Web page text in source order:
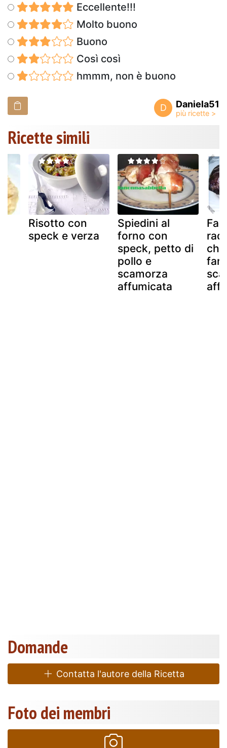
Eccellente!!!
Molto buono
Buono
Così così
hmmm, non è buono
D Daniela51
Ricette simili
Risotto con
speck e verza
Spiedini al
forno con
speck, petto di
pollo e
scamorza
affumicata
Domande
Contatta l'autore della Ricetta
Foto dei membri